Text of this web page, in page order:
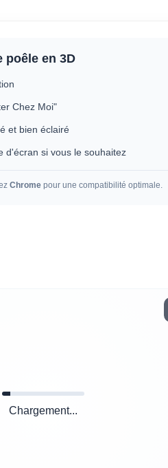
poêle en 3D
Chez Moi"
et bien éclairé
d'écran si vous le souhaitez
Chrome pour une compatibilité optimale.
Chargement...